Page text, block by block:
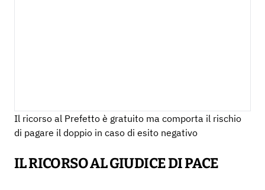
Il ricorso al Prefetto è gratuito ma comporta il rischio
di pagare il doppio in caso di esito negativo
IL RICORSO AL GIUDICE DI PACE